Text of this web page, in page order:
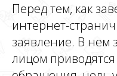
Перед тем, как
интернет-
заявление. В нем
лицом